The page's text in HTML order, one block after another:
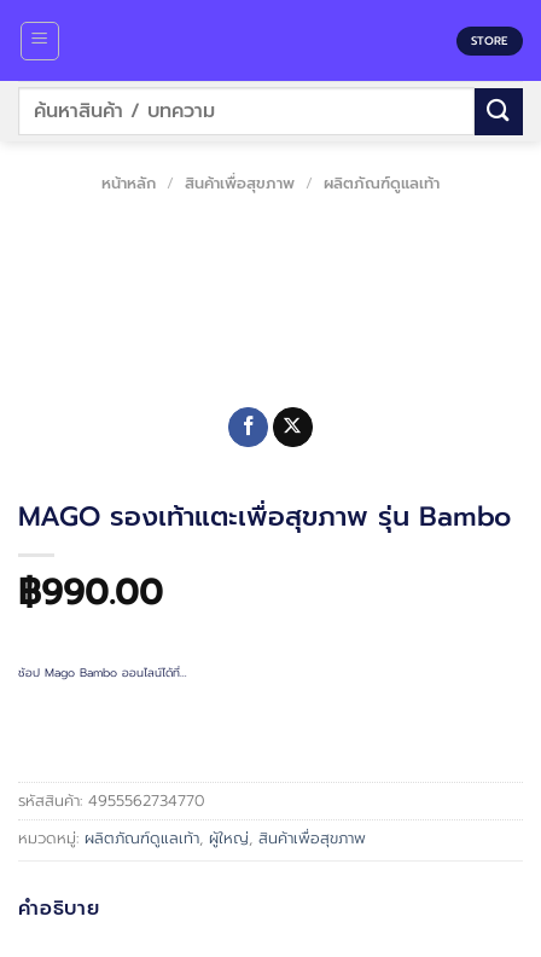
content
STORE
ค้นหา:
หน้าหลัก / สินค้าเพื่อสุขภาพ / ผลิตภัณฑ์ดูแลเท้า
MAGO รองเท้าแตะเพื่อสุขภาพ รุ่น Bambo
฿990.00
ช้อป Mago Bambo ออนไลน์ได้ที่…
รหัสสินค้า: 4955562734770
หมวดหมู่: ผลิตภัณฑ์ดูแลเท้า, ผู้ใหญ่, สินค้าเพื่อสุขภาพ
คำอธิบาย